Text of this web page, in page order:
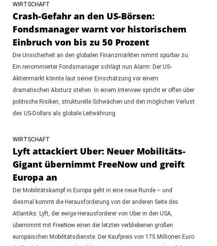
WIRTSCHAFT
Crash-Gefahr an den US-Börsen:
Fondsmanager warnt vor historischem
Einbruch von bis zu 50 Prozent
Die Unsicherheit an den globalen Finanzmärkten nimmt spürbar zu.
Ein renommierter Fondsmanager schlägt nun Alarm: Der US-
Aktienmarkt könnte laut seiner Einschätzung vor einem
dramatischen Absturz stehen. In einem Interview spricht er offen über
politische Risiken, strukturelle Schwächen und den möglichen Verlust
des US-Dollars als globale Leitwährung.
WIRTSCHAFT
Lyft attackiert Uber: Neuer Mobilitäts-
Gigant übernimmt FreeNow und greift
Europa an
Der Mobilitätskampf in Europa geht in eine neue Runde – und
diesmal kommt die Herausforderung von der anderen Seite des
Atlantiks: Lyft, der ewige Herausforderer von Uber in den USA,
übernimmt mit FreeNow einen der letzten verbliebenen großen
europäischen Mobilitätsdienste. Der Kaufpreis von 175 Millionen Euro